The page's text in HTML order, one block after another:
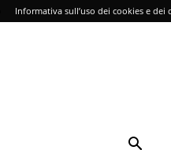
Informativa sull’uso dei cookies e dei